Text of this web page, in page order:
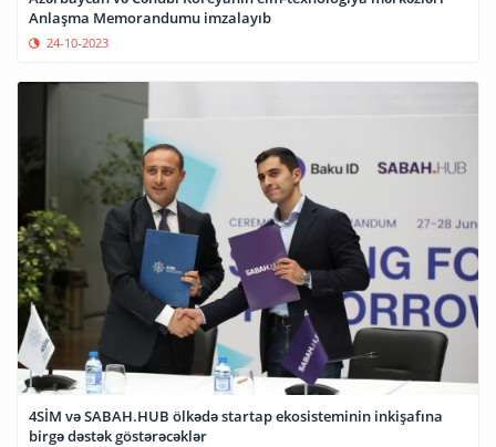
Anlaşma Memorandumu imzalayıb
24-10-2023
4SİM və SABAH.HUB ölkədə startap ekosisteminin inkişafına
birgə dəstək göstərəcəklər